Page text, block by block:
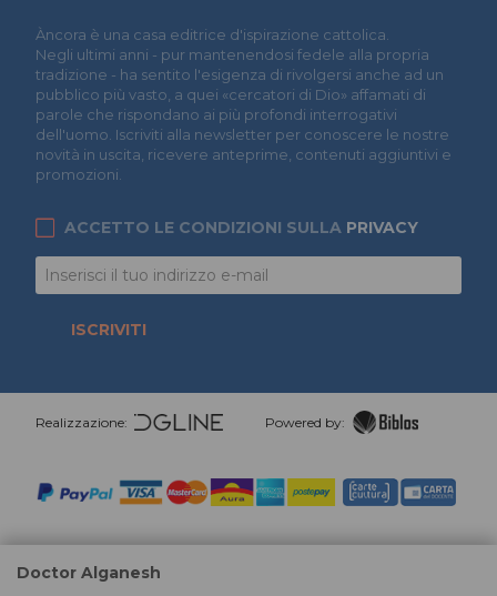
Doctor Alganesh
Àncora è una casa editrice d'ispirazione cattolica.
Negli ultimi anni - pur mantenendosi fedele alla propria
tradizione - ha sentito l'esigenza di rivolgersi anche ad un
pubblico più vasto, a quei «cercatori di Dio» affamati di
parole che rispondano ai più profondi interrogativi
dell'uomo. Iscriviti alla newsletter per conoscere le nostre
novità in uscita, ricevere anteprime, contenuti aggiuntivi e
promozioni.
ACCETTO LE CONDIZIONI SULLA PRIVACY
ISCRIVITI
Realizzazione: Powered by: